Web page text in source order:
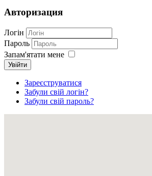
Авторизация
Логін
Пароль
Запам'ятати мене
Увійти
Зареєструватися
Забули свій логін?
Забули свій пароль?